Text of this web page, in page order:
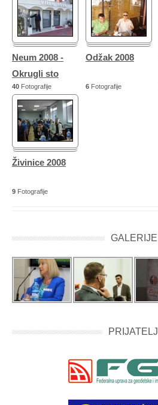
Neum 2008 -
Okrugli sto
40 Fotografije
Odžak 2008
6 Fotografije
Živinice 2008
9 Fotografije
GALERIJE
PRIJATELJI